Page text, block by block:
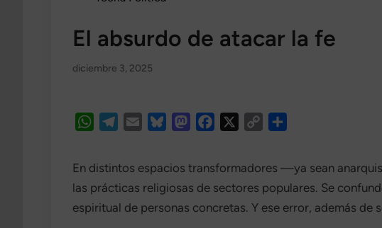
El absurdo de atacar la fe
diciembre 3, 2025
WhatsAppTelegram
Email BlueskyMastodonFacebook
Copy
En distintos espacios transformadores —ya sean
las prácticas religiosas de sectores populares. Se
espiritual de personas concretas. Y ese error, además